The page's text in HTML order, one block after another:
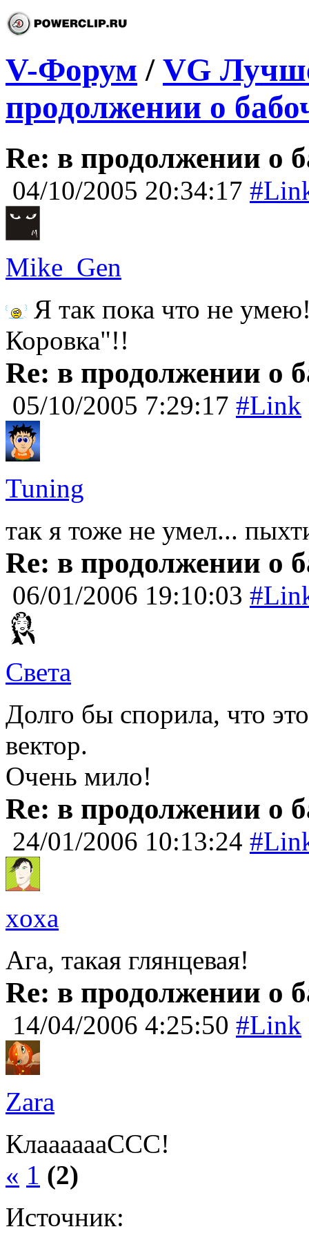
V-Форум / VG
продолжении о
Re: в продолжении о
04/10/2005 20:34:17
Mike_Gen
Я так пока что не
Коровка"!!
Re: в продолжении о
05/10/2005 7:29:17 #Link
Tuning
так я тоже не умел...
Re: в продолжении о
06/01/2006 19:10:03
Света
Долго бы спорила, что
вектор.
Очень мило!
Re: в продолжении о
24/01/2006 10:13:24
xoxa
Ага, такая глянцевая!
Re: в продолжении о
14/04/2006 4:25:50 #Link
Zara
КлааааааССС!
« 1 (2)
Источник: